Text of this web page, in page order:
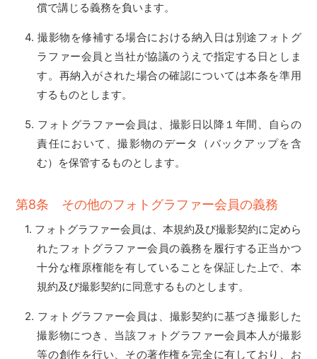
償で講じる義務を負います。
撮影物を修補する場合における納入日は別途フォトグ
ラファー会員と当社が協議のうえで指定する日としま
す。再納入がされた場合の確認については本条を準用
するものとします。
フォトグラファー会員は、撮影日以降１年間、自らの
責任において、撮影物のデータ（バックアップを含
む）を保管するものとします。
第8条 その他のフォトグラファー会員の義務
フォトグラファー会員は、本規約及び撮影契約に定めら
れたフォトグラファー会員の義務を履行する正当かつ
十分な権原権能を有していることを保証した上で、本
規約及び撮影契約に同意するものとします。
フォトグラファー会員は、撮影契約に基づき撮影した
撮影物につき、当該フォトグラファー会員本人が撮影
等の創作を行い、その著作権を完全に有しており、お